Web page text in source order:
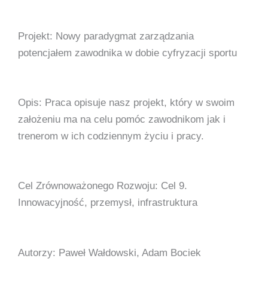
Projekt: Nowy paradygmat zarządzania
potencjałem zawodnika w dobie cyfryzacji sportu
Opis: Praca opisuje nasz projekt, który w swoim
założeniu ma na celu pomóc zawodnikom jak i
trenerom w ich codziennym życiu i pracy.
Cel Zrównoważonego Rozwoju: Cel 9.
Innowacyjność, przemysł, infrastruktura
Autorzy: Paweł Wałdowski, Adam Bociek